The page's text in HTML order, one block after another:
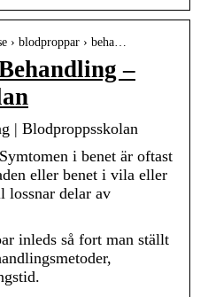
› blodproppar › beha…
–
| Blodproppsskolan
i benet är oftast
eller benet i vila eller
lossnar delar av
inleds så fort man ställt